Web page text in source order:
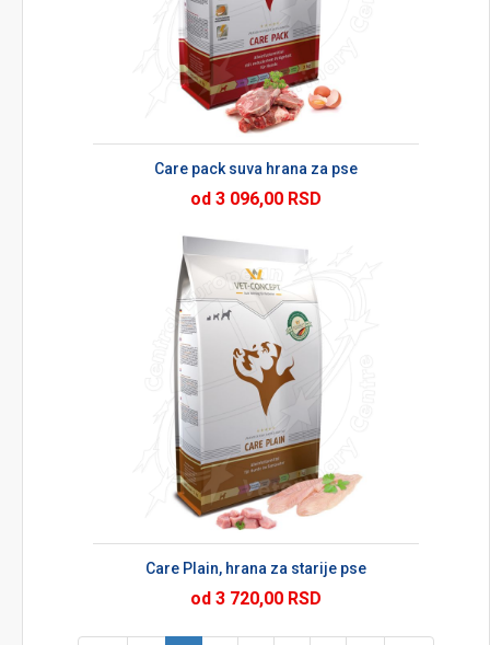
Care pack suva hrana za pse
od 3 096,00 RSD
Care Plain, hrana za starije pse
od 3 720,00 RSD